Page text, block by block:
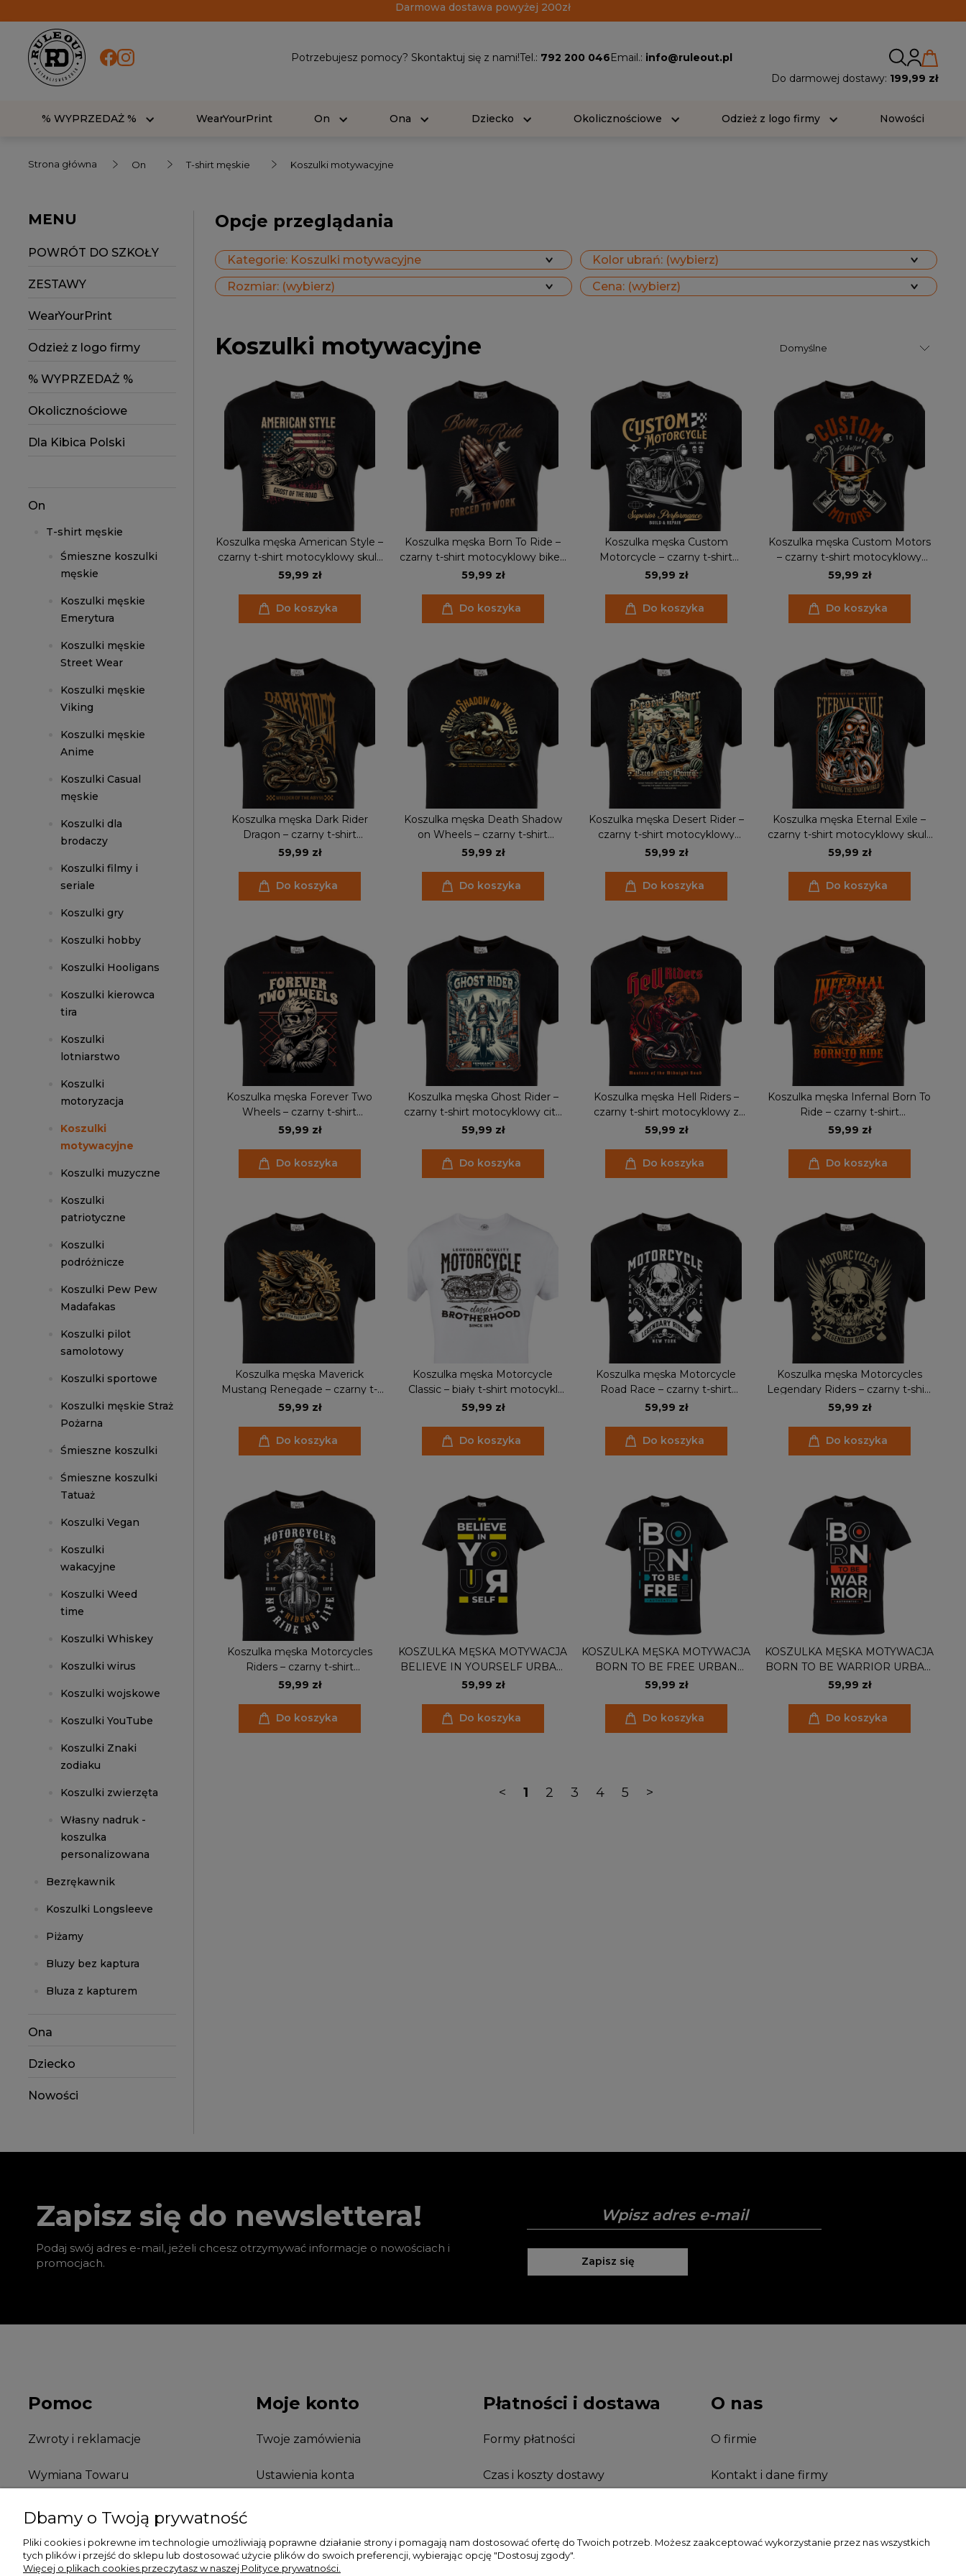
Darmowa dostawa powyżej 200zł
Potrzebujesz pomocy? Skontaktuj się z nami!Tel.: 792 200 046Email.: info@ruleout.pl
Do darmowej dostawy: 199,99 zł
% WYPRZEDAŻ % WearYourPrint On Ona Dziecko Okolicznościowe Odzież z logo firmy Nowości
Strona główna On T-shirt męskie Koszulki motywacyjne
MENU
POWRÓT DO SZKOŁY
ZESTAWY
WearYourPrint
Odzież z logo firmy
% WYPRZEDAŻ %
Okolicznościowe
Dla Kibica Polski
On
T-shirt męskie
Śmieszne koszulki
męskie
Koszulki męskie
Emerytura
Koszulki męskie
Street Wear
Koszulki męskie
Viking
Koszulki męskie
Anime
Koszulki Casual
męskie
Koszulki dla
brodaczy
Koszulki filmy i
seriale
Koszulki gry
Koszulki hobby
Koszulki Hooligans
Koszulki kierowca
tira
Koszulki
lotniarstwo
Koszulki
motoryzacja
Koszulki
motywacyjne
Koszulki muzyczne
Koszulki
patriotyczne
Koszulki
podróżnicze
Koszulki Pew Pew
Madafakas
Koszulki pilot
samolotowy
Koszulki sportowe
Koszulki męskie Straż
Pożarna
Śmieszne koszulki
Śmieszne koszulki
Tatuaż
Koszulki Vegan
Koszulki
wakacyjne
Koszulki Weed
time
Koszulki Whiskey
Koszulki wirus
Koszulki wojskowe
Koszulki YouTube
Koszulki Znaki
zodiaku
Koszulki zwierzęta
Własny nadruk -
koszulka
personalizowana
Bezrękawnik
Koszulki Longsleeve
Piżamy
Bluzy bez kaptura
Bluza z kapturem
Ona
Dziecko
Nowości
Opcje przeglądania
Kategorie: Koszulki motywacyjne
Kolor ubrań: (wybierz)
Rozmiar: (wybierz)
Cena: (wybierz)
Koszulki motywacyjne
Koszulka męska American Style –
czarny t-shirt motocyklowy skull,
flaga USA, Ghost of the Road
59,99 zł
Do koszyka
Koszulka męska Born To Ride –
czarny t-shirt motocyklowy biker,
prezent dla motocyklisty
59,99 zł
Do koszyka
Koszulka męska Custom
Motorcycle – czarny t-shirt
motocyklowy vintage, prezent
59,99 zł
Do koszyka
Koszulka męska Custom Motors
– czarny t-shirt motocyklowy
skull, prezent dla motocyklisty
59,99 zł
Do koszyka
Koszulka męska Dark Rider
Dragon – czarny t-shirt
motocyklowy fantasy, smok na
59,99 zł
Do koszyka
Koszulka męska Death Shadow
on Wheels – czarny t-shirt
motocyklowy, fantasy rider, biker
59,99 zł
Do koszyka
Koszulka męska Desert Rider –
czarny t-shirt motocyklowy
skeleton, western biker styl
59,99 zł
Do koszyka
Koszulka męska Eternal Exile –
czarny t-shirt motocyklowy skull,
grim reaper, prezent dla
59,99 zł
Do koszyka
Koszulka męska Forever Two
Wheels – czarny t-shirt
motocyklowy, biker styl, prezent
59,99 zł
Do koszyka
Koszulka męska Ghost Rider –
czarny t-shirt motocyklowy city
rider, vengeance on wheels
59,99 zł
Do koszyka
Koszulka męska Hell Riders –
czarny t-shirt motocyklowy z
diabłem, biker, dark moto styl
59,99 zł
Do koszyka
Koszulka męska Infernal Born To
Ride – czarny t-shirt
motocyklowy z diabłem, biker,
59,99 zł
Do koszyka
Koszulka męska Maverick
Mustang Renegade – czarny t-
shirt motocyklowy steampunk,
59,99 zł
Do koszyka
Koszulka męska Motorcycle
Classic – biały t-shirt motocykl
vintage, prezent dla motocyklisty
59,99 zł
Do koszyka
Koszulka męska Motorcycle
Road Race – czarny t-shirt
motocyklowy skull, Legendary
59,99 zł
Do koszyka
Koszulka męska Motorcycles
Legendary Riders – czarny t-shirt
motocyklowy skull, biker styl
59,99 zł
Do koszyka
Koszulka męska Motorcycles
Riders – czarny t-shirt
motocyklowy skeleton rider, Ride
59,99 zł
Do koszyka
KOSZULKA MĘSKA MOTYWACJA
BELIEVE IN YOURSELF URBAN
STYLE BE POSITIVE
59,99 zł
Do koszyka
KOSZULKA MĘSKA MOTYWACJA
BORN TO BE FREE URBAN
STYLE BE POSITIVE
59,99 zł
Do koszyka
KOSZULKA MĘSKA MOTYWACJA
BORN TO BE WARRIOR URBAN
STYLE BE POSITIVE
59,99 zł
Do koszyka
< 1 2 3 4 5 >
Zapisz się do newslettera!
Podaj swój adres e-mail, jeżeli chcesz otrzymywać informacje o nowościach i
promocjach.
Zapisz się
Pomoc
Zwroty i reklamacje
Wymiana Towaru
FAQ
Moje konto
Twoje zamówienia
Ustawienia konta
Płatności i dostawa
Formy płatności
Czas i koszty dostawy
O nas
O firmie
Kontakt i dane firmy
Koszulki z nadrukiem | Sklep internetowy Rule Out
Dbamy o Twoją prywatność
Pliki cookies i pokrewne im technologie umożliwiają poprawne działanie strony i pomagają nam dostosować ofertę do Twoich potrzeb. Możesz zaakceptować wykorzystanie przez nas wszystkich
tych plików i przejść do sklepu lub dostosować użycie plików do swoich preferencji, wybierając opcję "Dostosuj zgody".
Więcej o plikach cookies przeczytasz w naszej Polityce prywatności.